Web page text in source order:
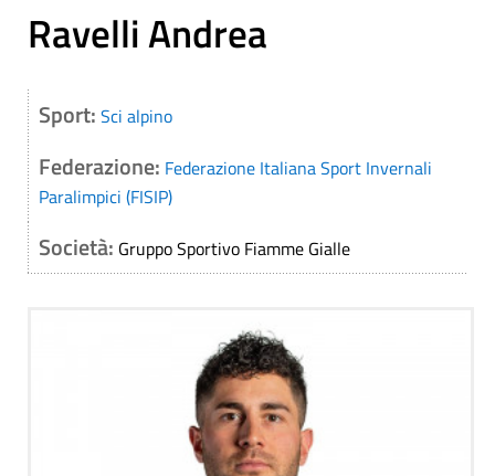
Ravelli Andrea
Sport: Sci alpino
Federazione: Federazione Italiana Sport Invernali
Paralimpici (FISIP)
Società: Gruppo Sportivo Fiamme Gialle